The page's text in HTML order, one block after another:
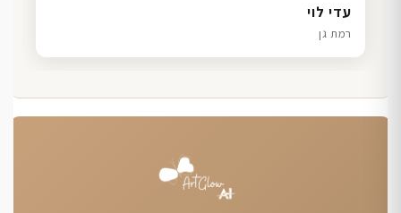
שרון כהן
תל אביב
עדי לוי
רמת גן
דנה גל
חיפה
ליאת ויוסי מ.
הוד השרון